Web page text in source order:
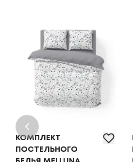
КОМПЛЕКТ
ПОСТЕЛЬНОГО